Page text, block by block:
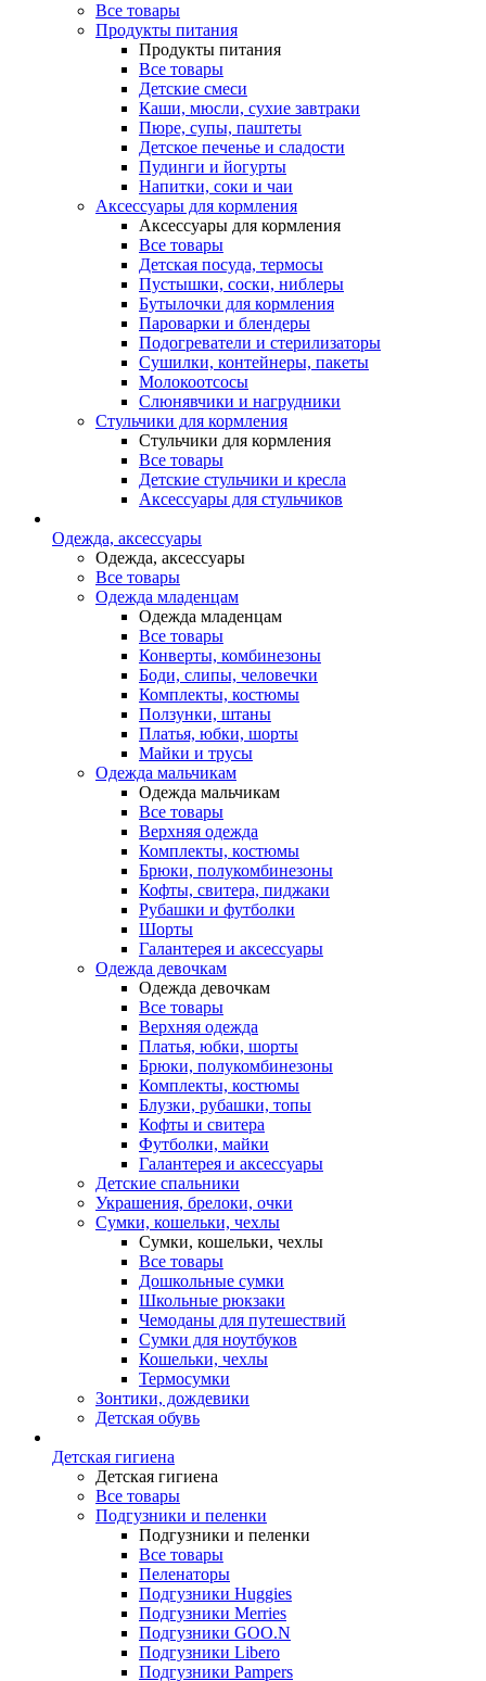
Все товары
Продукты питания
Продукты питания
Все товары
Детские смеси
Каши, мюсли, сухие завтраки
Пюре, супы, паштеты
Детское печенье и сладости
Пудинги и йогурты
Напитки, соки и чаи
Аксессуары для кормления
Аксессуары для кормления
Все товары
Детская посуда, термосы
Пустышки, соски, ниблеры
Бутылочки для кормления
Пароварки и блендеры
Подогреватели и стерилизаторы
Сушилки, контейнеры, пакеты
Молокоотсосы
Слюнявчики и нагрудники
Стульчики для кормления
Стульчики для кормления
Все товары
Детские стульчики и кресла
Аксессуары для стульчиков
Одежда, аксессуары
Одежда, аксессуары
Все товары
Одежда младенцам
Одежда младенцам
Все товары
Конверты, комбинезоны
Боди, слипы, человечки
Комплекты, костюмы
Ползунки, штаны
Платья, юбки, шорты
Майки и трусы
Одежда мальчикам
Одежда мальчикам
Все товары
Верхняя одежда
Комплекты, костюмы
Брюки, полукомбинезоны
Кофты, свитера, пиджаки
Рубашки и футболки
Шорты
Галантерея и аксессуары
Одежда девочкам
Одежда девочкам
Все товары
Верхняя одежда
Платья, юбки, шорты
Брюки, полукомбинезоны
Комплекты, костюмы
Блузки, рубашки, топы
Кофты и свитера
Футболки, майки
Галантерея и аксессуары
Детские спальники
Украшения, брелоки, очки
Сумки, кошельки, чехлы
Сумки, кошельки, чехлы
Все товары
Дошкольные сумки
Школьные рюкзаки
Чемоданы для путешествий
Сумки для ноутбуков
Кошельки, чехлы
Термосумки
Зонтики, дождевики
Детская обувь
Детская гигиена
Детская гигиена
Все товары
Подгузники и пеленки
Подгузники и пеленки
Все товары
Пеленаторы
Подгузники Huggies
Подгузники Merries
Подгузники GOO.N
Подгузники Libero
Подгузники Pampers